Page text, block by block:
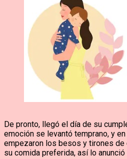
De pronto, llegó el día de su
emoción se levantó temprano, y
empezaron los besos y tirones de
su comida preferida, así lo anunció